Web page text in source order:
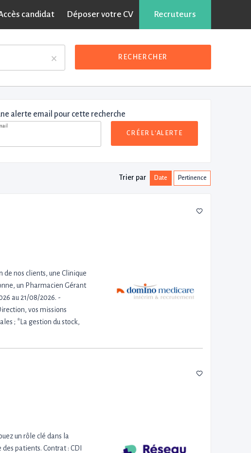
candidat Déposer votre CV Recruteurs
× RECHERCHER
alerte email pour cette recherche
CRÉER L'ALERTE
Trier par Date Pertinence
de nos clients, une Clinique
un Pharmacien Gérant
au 21/08/2026. -
vos missions
; *La gestion du stock,
un rôle clé dans la
patients. Contrat : CDI